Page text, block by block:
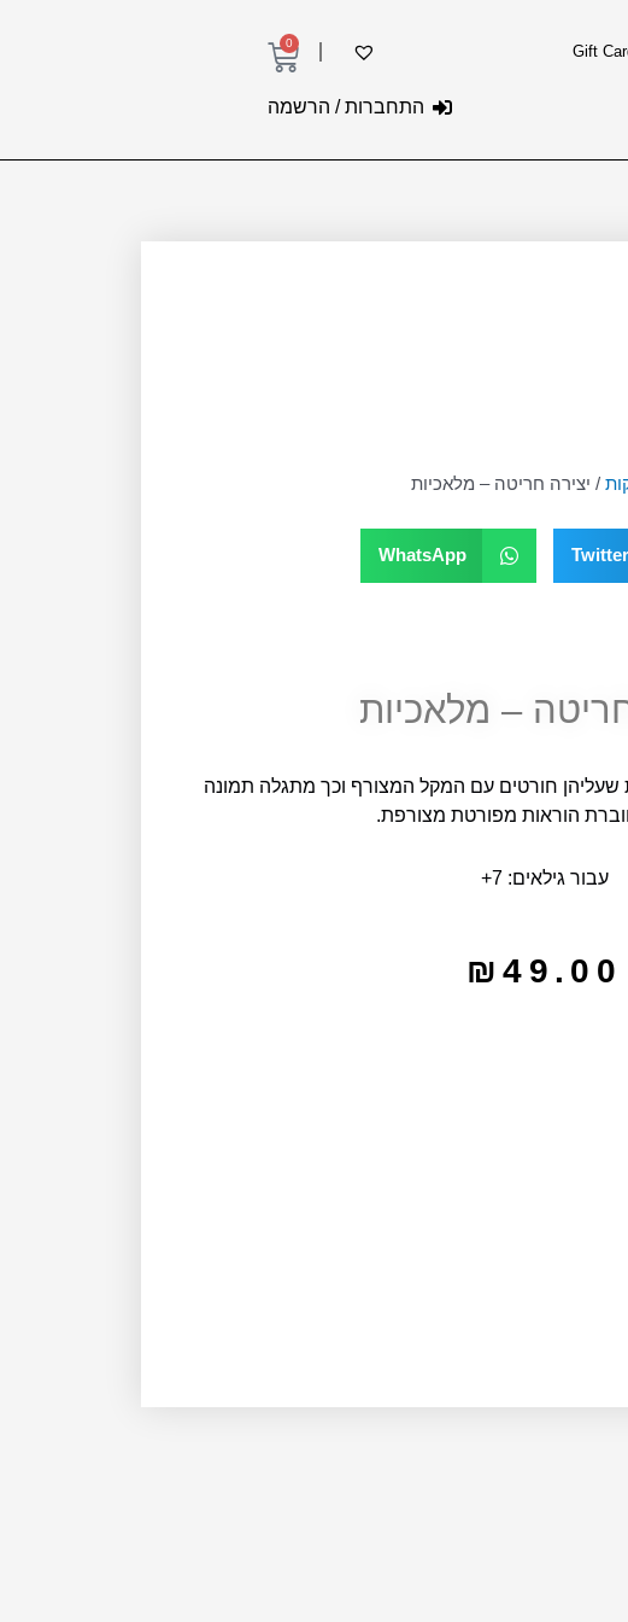
Gift
התחברות / הרשמה
0
עגלת
/ יצירה חריטה – מלאכיות
Twitter
WhatsApp
– מלאכיות
3 תמונות שונות שעליהן חורטים עם המקל המצורף וכך מתגלה תמונה
הוראות מפורטת מצורפת.
עבור גילאים: 7+
₪49.00